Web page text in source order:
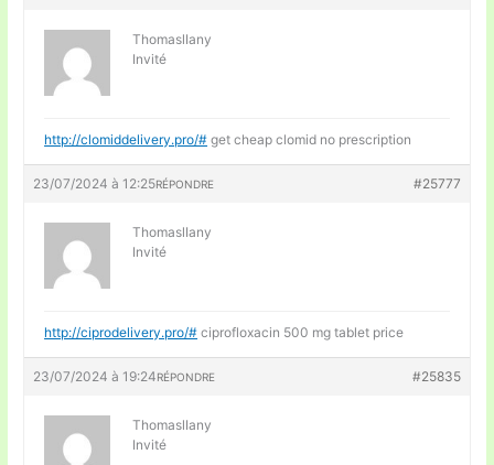
ThomaslIany
Invité
http://clomiddelivery.pro/# get cheap clomid no prescription
23/07/2024 à 12:25 #25777
RÉPONDRE
ThomaslIany
Invité
http://ciprodelivery.pro/# ciprofloxacin 500 mg tablet price
23/07/2024 à 19:24 #25835
RÉPONDRE
ThomaslIany
Invité